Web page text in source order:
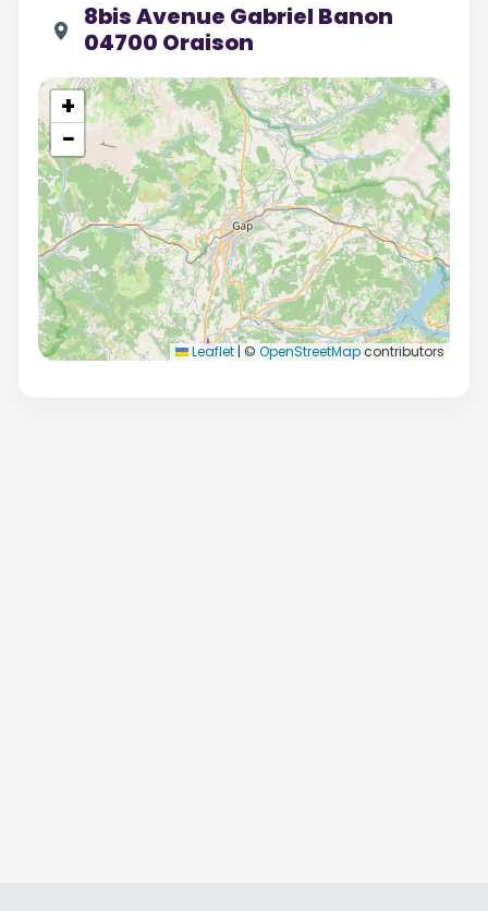
8bis Avenue Gabriel Banon
04700 Oraison
+
−
Leaflet | © OpenStreetMapcontributors